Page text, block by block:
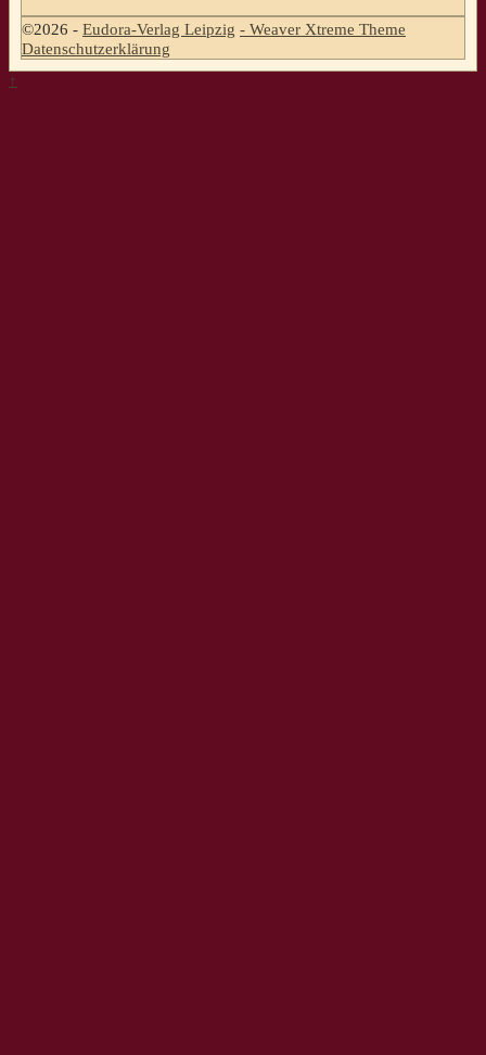
©2026 - Eudora-Verlag Leipzig - Weaver Xtreme Theme
Datenschutzerklärung
↑